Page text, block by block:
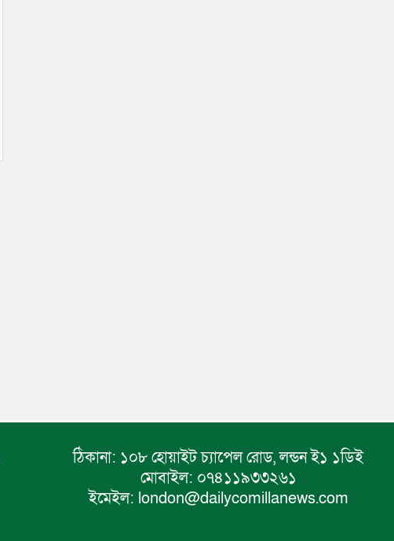
ঠিকানা: ১০৮ হোয়াইট চ্যাপেল রোড, লন্ডন ই১ ১ডিই
মোবাইল: ০৭৪১১৯৩৩২৬১
ইমেইল: london@dailycomillanews.com